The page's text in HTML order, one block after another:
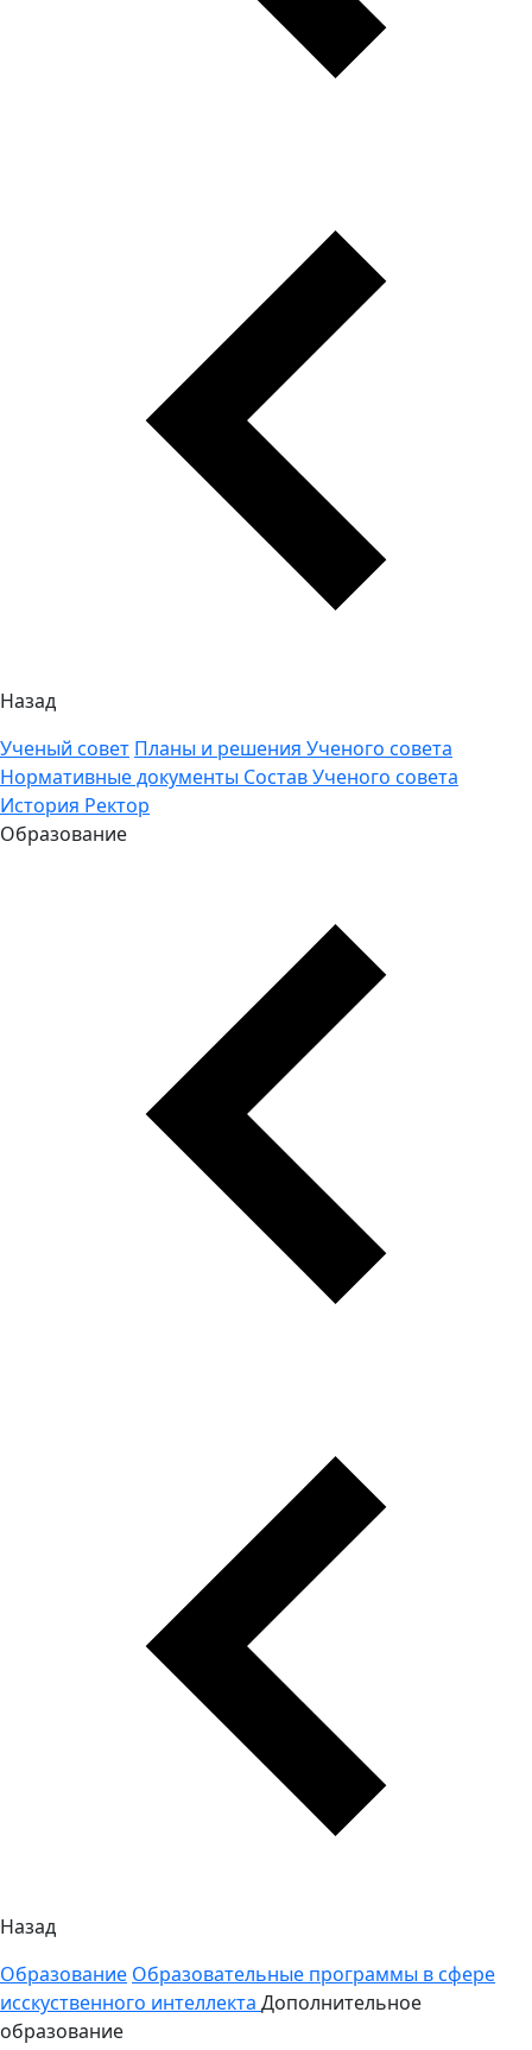
Назад
Ученый совет Планы и решения Ученого совета
Нормативные документы Состав Ученого совета
История Ректор
Образование
Назад
Образование Образовательные программы в сфере
исскуственного интеллекта Дополнительное
образование